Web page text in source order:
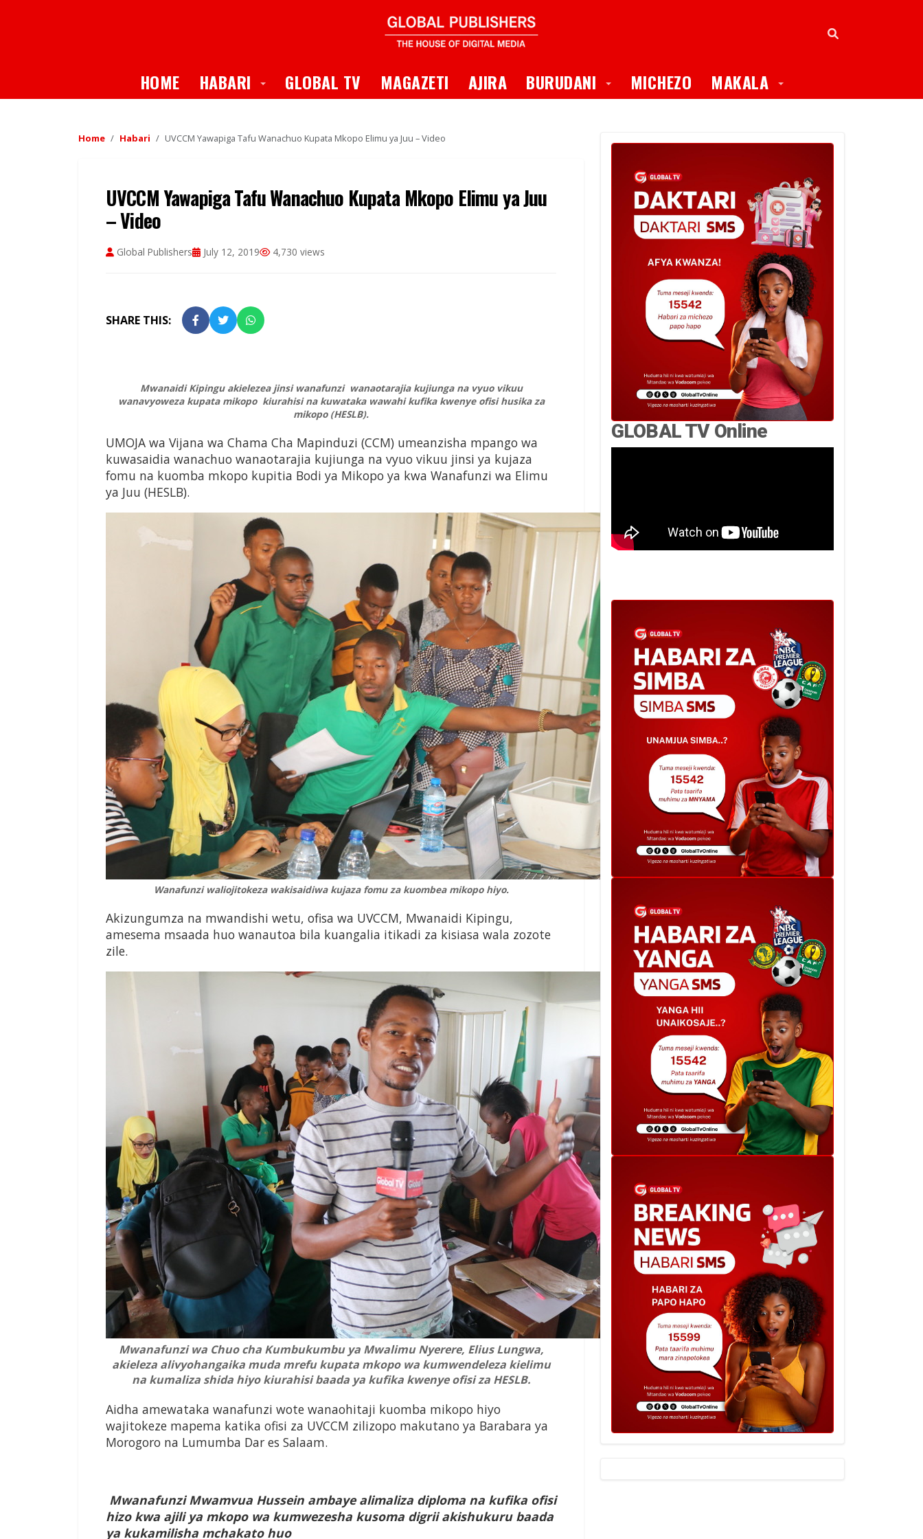
HOME HABARI Toggle Dropdown
GLOBAL TV MAGAZETI AJIRA BURUDANI Toggle Dropdown
MICHEZO MAKALA Toggle Dropdown
Home Habari UVCCM Yawapiga Tafu Wanachuo Kupata Mkopo Elimu ya Juu – Video
UVCCM Yawapiga Tafu Wanachuo Kupata Mkopo Elimu ya Juu
– Video
Global Publishers July 12, 2019 4,730 views
SHARE THIS:
Mwanaidi Kipingu akielezea jinsi wanafunzi wanaotarajia kujiunga na vyuo vikuu
wanavyoweza kupata mikopo kiurahisi na kuwataka wawahi kufika kwenye ofisi husika za
mikopo (HESLB).
UMOJA wa Vijana wa Chama Cha Mapinduzi (CCM) umeanzisha mpango wa
kuwasaidia wanachuo wanaotarajia kujiunga na vyuo vikuu jinsi ya kujaza
fomu na kuomba mkopo kupitia Bodi ya Mikopo ya kwa Wanafunzi wa Elimu
ya Juu (HESLB).
Wanafunzi waliojitokeza wakisaidiwa kujaza fomu za kuombea mikopo hiyo.
Akizungumza na mwandishi wetu, ofisa wa UVCCM, Mwanaidi Kipingu,
amesema msaada huo wanautoa bila kuangalia itikadi za kisiasa wala zozote
zile.
Mwanafunzi wa Chuo cha Kumbukumbu ya Mwalimu Nyerere, Elius Lungwa,
akieleza alivyohangaika muda mrefu kupata mkopo wa kumwendeleza kielimu
na kumaliza shida hiyo kiurahisi baada ya kufika kwenye ofisi za HESLB.
Aidha amewataka wanafunzi wote wanaohitaji kuomba mikopo hiyo
wajitokeze mapema katika ofisi za UVCCM zilizopo makutano ya Barabara ya
Morogoro na Lumumba Dar es Salaam.
Mwanafunzi Mwamvua Hussein ambaye alimaliza diploma na kufika ofisi
hizo kwa ajili ya mkopo wa kumwezesha kusoma digrii akishukuru baada
ya kukamilisha mchakato huo
GLOBAL TV Online